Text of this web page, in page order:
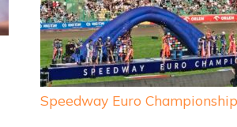
Speedway Euro